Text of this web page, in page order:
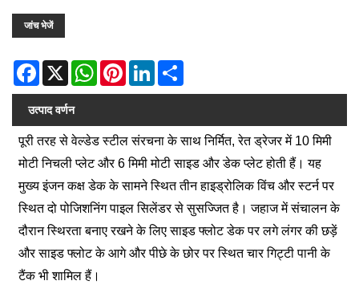
जांच भेजें
Facebook
X WhatsAppPinterestLinkedIn
उत्पाद वर्णन
पूरी तरह से वेल्डेड स्टील संरचना के साथ निर्मित, रेत ड्रेजर में 10 मिमी
मोटी निचली प्लेट और 6 मिमी मोटी साइड और डेक प्लेट होती हैं। यह
मुख्य इंजन कक्ष डेक के सामने स्थित तीन हाइड्रोलिक विंच और स्टर्न पर
स्थित दो पोजिशनिंग पाइल सिलेंडर से सुसज्जित है। जहाज में संचालन के
दौरान स्थिरता बनाए रखने के लिए साइड फ्लोट डेक पर लगे लंगर की छड़ें
और साइड फ्लोट के आगे और पीछे के छोर पर स्थित चार गिट्टी पानी के
टैंक भी शामिल हैं।